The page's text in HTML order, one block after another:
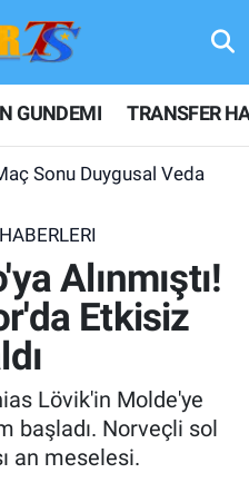
GUNDEMI TRANSFER
Sonu Duygusal Veda
Alınmıştı!
Etkisiz
Lövik'in Molde'ye
başladı. Norveçli sol
an meselesi.